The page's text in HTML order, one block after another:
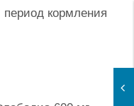
период кормления